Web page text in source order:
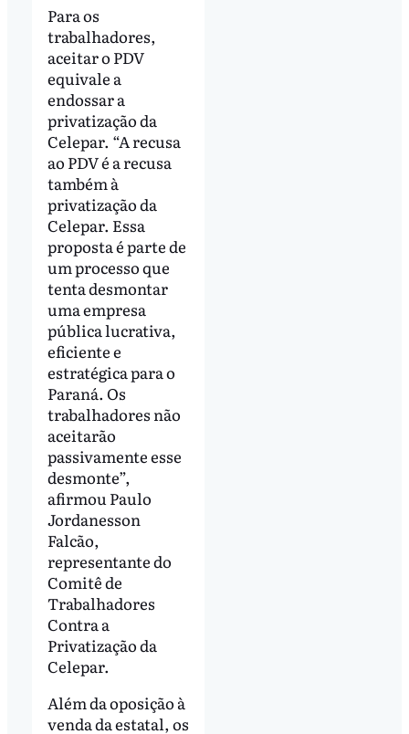
Para os
trabalhadores,
aceitar o PDV
equivale a
endossar a
privatização da
Celepar. “A recusa
ao PDV é a recusa
também à
privatização da
Celepar. Essa
proposta é parte de
um processo que
tenta desmontar
uma empresa
pública lucrativa,
eficiente e
estratégica para o
Paraná. Os
trabalhadores não
aceitarão
passivamente esse
desmonte”,
afirmou Paulo
Jordanesson
Falcão,
representante do
Comitê de
Trabalhadores
Contra a
Privatização da
Celepar.
Além da oposição à
venda da estatal, os